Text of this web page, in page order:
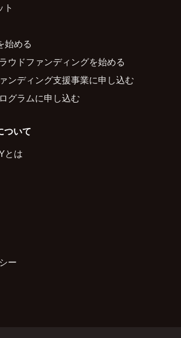
ト
始める
ウドファンディングを始める
ンディング支援事業に申し込む
グラムに申し込む
ついて
とは
ー